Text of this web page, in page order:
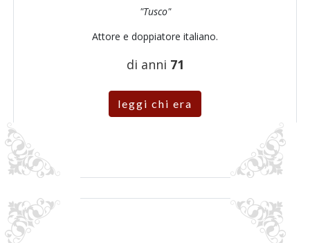
"Tusco"
Attore e doppiatore italiano.
di anni 71
leggi chi era